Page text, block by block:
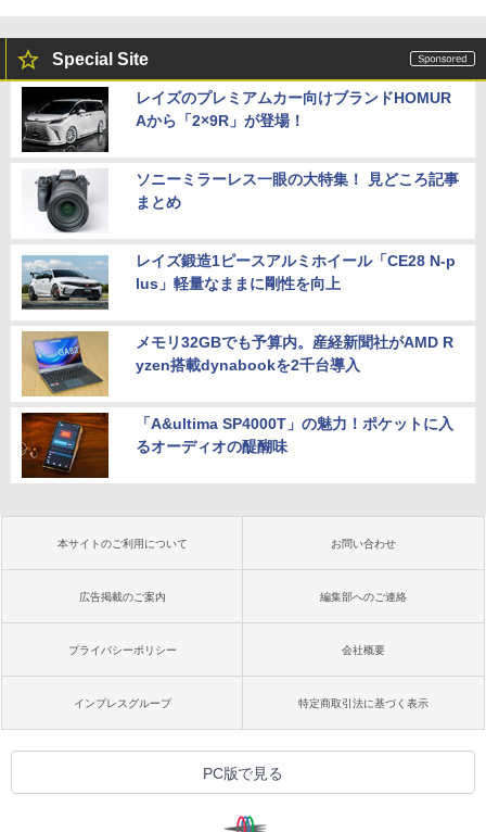
Special Site
レイズのプレミアムカー向けブランドHOMUR
Aから「2×9R」が登場！
ソニーミラーレス一眼の大特集！ 見どころ記事
まとめ
レイズ鍛造1ピースアルミホイール「CE28 N-p
lus」軽量なままに剛性を向上
メモリ32GBでも予算内。産経新聞社がAMD R
yzen搭載dynabookを2千台導入
「A&ultima SP4000T」の魅力！ポケットに入
るオーディオの醍醐味
本サイトのご利用について お問い合わせ
広告掲載のご案内 編集部へのご連絡
プライバシーポリシー 会社概要
インプレスグループ 特定商取引法に基づく表示
PC版で見る